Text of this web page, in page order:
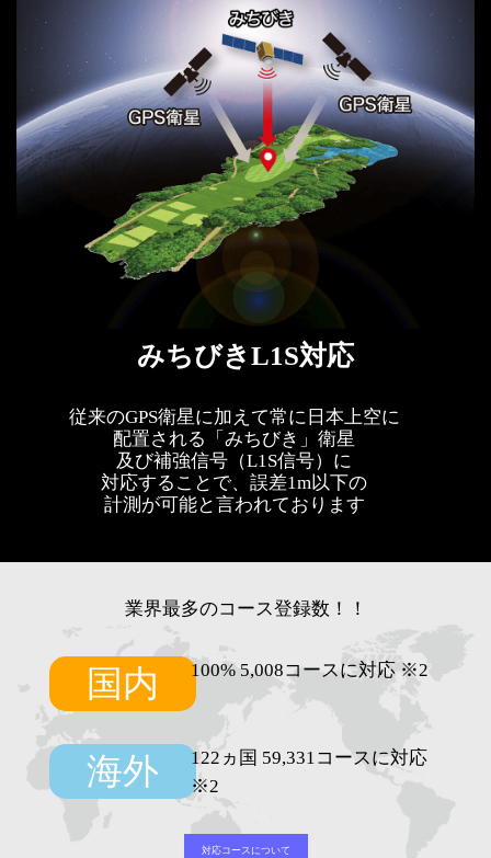
みちびきL1S対応
従来のGPS衛星に加えて常に日本上空に
配置される「みちびき」衛星
及び補強信号（L1S信号）に
対応することで、誤差1m以下の
計測が可能と言われております
業界最多のコース登録数！！
国内 100% 5,008コースに対応 ※2
海外
122ヵ国 59,331コースに対応
※2
対応コースについて